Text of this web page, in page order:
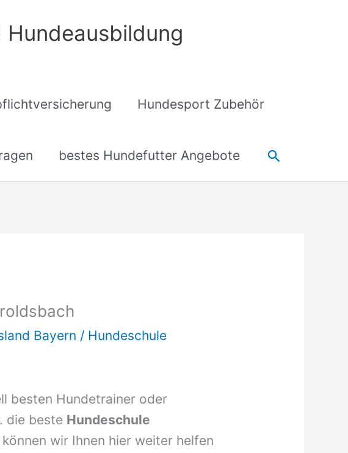
Hundesport Zubehör
bestes Hundefutter Angebote Suchen
Bayern / Hundeschule
besten Hundetrainer oder
die beste Hundeschule
können wir Ihnen hier weiter helfen